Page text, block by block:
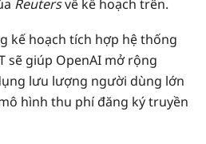
Reutersvề kế hoạch trên.
kế hoạch tích hợp hệ thống
sẽ giúp OpenAI mở rộng
lưu lượng người dùng lớn
hình thu phí đăng ký truyền